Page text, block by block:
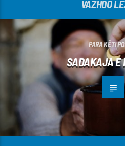
VAZHDO
PARA KËTI
SADAKAJA E